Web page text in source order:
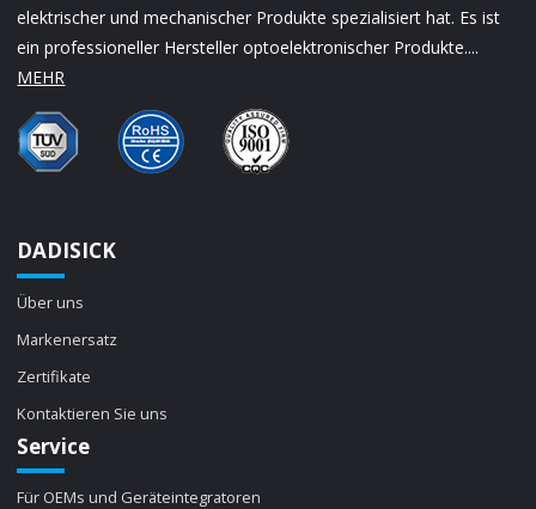
elektrischer und mechanischer Produkte spezialisiert hat. Es ist
ein professioneller Hersteller optoelektronischer Produkte....
MEHR
DADISICK
Über uns
Markenersatz
Zertifikate
Kontaktieren Sie uns
Service
Für OEMs und Geräteintegratoren